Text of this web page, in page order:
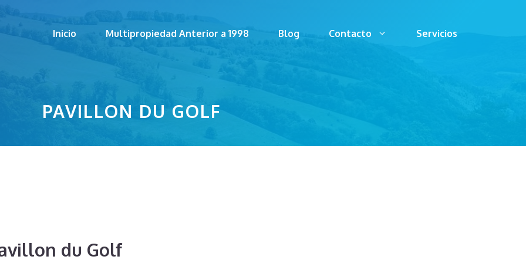
Inicio Multipropiedad Anterior a 1998 Blog Contacto Servicios
PAVILLON DU GOLF
du Golf